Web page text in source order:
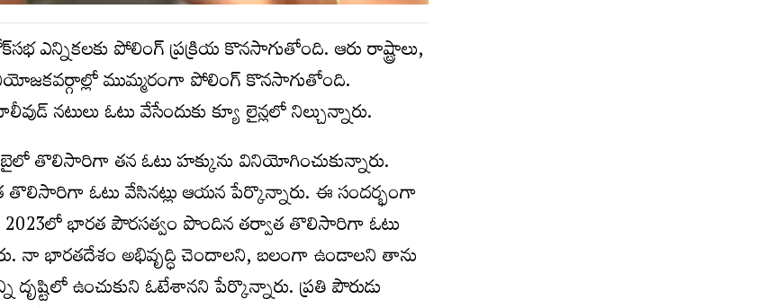
ఎన్నిక‌ల‌కు పోలింగ్ ప్ర‌క్రియ కొన‌సాగుతోంది. ఆరు రాష్ట్రాలు,
ముమ్మ‌రంగా పోలింగ్ కొన‌సాగుతోంది.
న‌టులు ఓటు వేసేందుకు క్యూ లైన్ల‌లో నిల్చున్నారు.
తొలిసారిగా త‌న ఓటు హ‌క్కును వినియోగించుకున్నారు.
ఓటు వేసిన‌ట్లు ఆయ‌న పేర్కొన్నారు. ఈ సంద‌ర్భంగా
భార‌త పౌర‌స‌త్వం పొందిన త‌ర్వాత తొలిసారిగా ఓటు
నా భార‌త‌దేశం అభివృద్ధి చెందాల‌ని, బ‌లంగా ఉండాల‌ని తాను
దృష్టిలో ఉంచుకుని ఓటేశాన‌ని పేర్కొన్నారు. ప్ర‌తి పౌరుడు